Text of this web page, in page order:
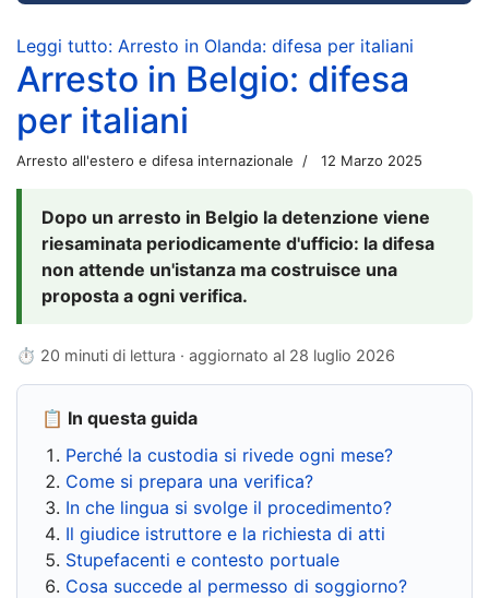
Leggi tutto: Arresto in Olanda: difesa per italiani
Arresto in Belgio: difesa
per italiani
Arresto all'estero e difesa internazionale 12 Marzo 2025
Dopo un arresto in Belgio la detenzione viene
riesaminata periodicamente d'ufficio: la difesa
non attende un'istanza ma costruisce una
proposta a ogni verifica.
⏱ 20 minuti di lettura · aggiornato al 28 luglio 2026
📋 In questa guida
Perché la custodia si rivede ogni mese?
Come si prepara una verifica?
In che lingua si svolge il procedimento?
Il giudice istruttore e la richiesta di atti
Stupefacenti e contesto portuale
Cosa succede al permesso di soggiorno?